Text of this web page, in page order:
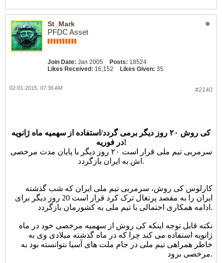
St_Mark
PFDC Asset
Join Date: Jan 2005 Posts: 18524
Likes Received: 16,152 Likes Given: 35
#2140
02-01-2015, 07:36 AM
کی روش ۲۰ روز دیگر برمی گردد/استفاده از سهمیه ماه ژانویه
در فوریه!
سرمربی تیم ملی قرار است ۲۰ روز دیگر با پایان مدت مرخصی
اش به ایران بازگردد.
کارلوس کی روش، سرمربی تیم ملی ایران که شب گذشته
ایران را به مقصد پرتغال ترک کرد قرار است 20 روز دیگر برای
ادامه همکاری احتمالی با تیم ملی به کشورمان بازگردد.
نکته قابل توجه اینکه کی روش از سهمیه مرخصی خود در ماه
ژانویه استفاده می کند چرا که در ماه گذشته میلادی وی به
خاطر همراهی تیم ملی در جام ملت های آسیا نتوانسته بود به
مرخصی برود.